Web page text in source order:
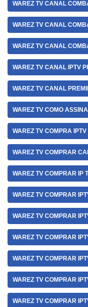
WAREZ TV CANAL
WAREZ TV CANAL
WAREZ TV CANAL
WAREZ TV CANAL IPTV
WAREZ TV CANAL
WAREZ TV COMO
WAREZ TV COMPRA IPTV
WAREZ TV COMPRAR
WAREZ TV COMPRAR IP
WAREZ TV COMPRAR
WAREZ TV COMPRAR
WAREZ TV COMPRAR
WAREZ TV COMPRAR
WAREZ TV COMPRAR
WAREZ TV COMPRAR